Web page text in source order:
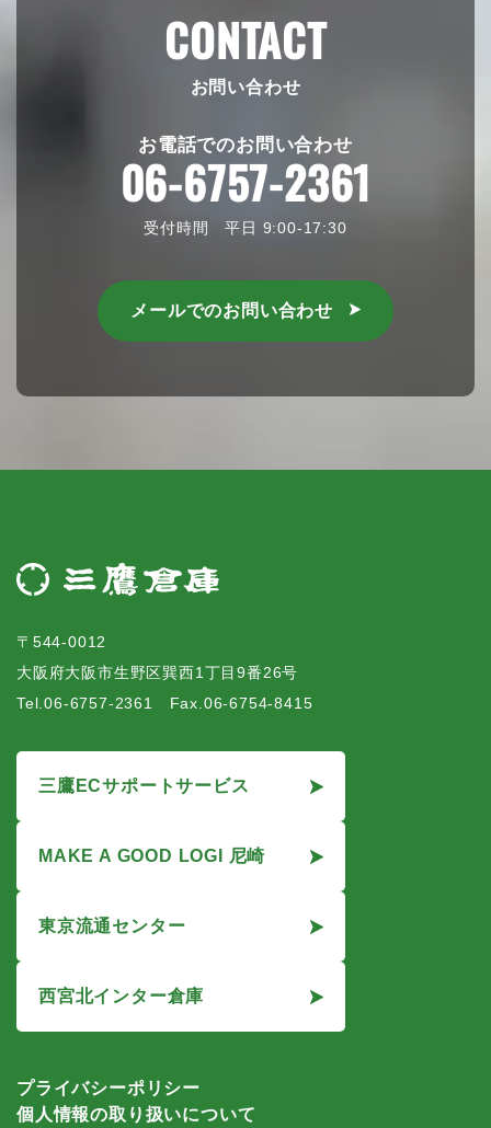
CONTACT
お問い合わせ
お電話でのお問い合わせ
06-6757-2361
受付時間 平日 9:00-17:30
メールでのお問い合わせ
〒544-0012
大阪府大阪市生野区巽西1丁目9番26号
Tel.06-6757-2361 Fax.06-6754-8415
三鷹ECサポートサービス
MAKE A GOOD LOGI 尼崎
東京流通センター
西宮北インター倉庫
プライバシーポリシー
個人情報の取り扱いについて